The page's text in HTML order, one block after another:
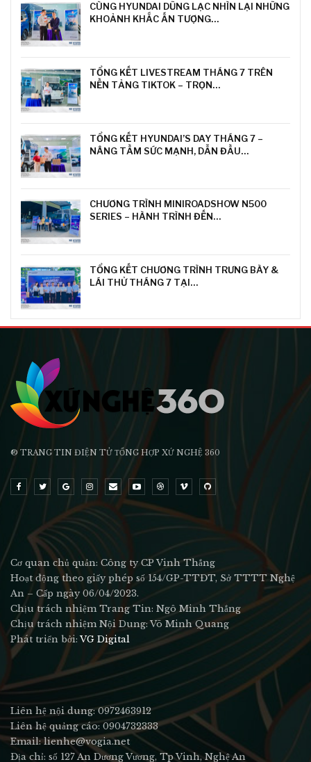
CÙNG HYUNDAI DŨNG LẠC NHÌN LẠI NHỮNG
KHOẢNH KHẮC ẤN TƯỢNG…
TỔNG KẾT LIVESTREAM THÁNG 7 TRÊN
NỀN TẢNG TIKTOK – TRỌN…
TỔNG KẾT HYUNDAI’S DAY THÁNG 7 –
NÂNG TẦM SỨC MẠNH, DẪN ĐẦU…
CHƯƠNG TRÌNH MINIROADSHOW N500
SERIES – HÀNH TRÌNH ĐẾN…
TỔNG KẾT CHƯƠNG TRÌNH TRƯNG BÀY &
LÁI THỬ THÁNG 7 TẠI…
® TRANG TIN ĐIỆN TỬ ТỔNG HỢP XỨ NGHỆ 360
Cơ quan chủ quản: Công ty CP Vinh Thắng
Hoạt động theo giấy phép số 154/GP-TTĐT, Sở TTTT Nghệ
An – Cấp ngày 06/04/2023.
Chịu trách nhiệm Trang Tin: Ngô Minh Thắng
Chịu trách nhiệm Nội Dung: Võ Minh Quang
Phát triển bởi:VG Digital
Liên hệ nội dung: 0972463912
Liên hệ quảng cáo: 0904732333
Email: lienhe@vogia.net
Địa chỉ: số 127 An Dương Vương, Tp Vinh, Nghệ An